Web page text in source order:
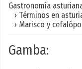
Gastronomía
› Términos en
› Marisco y
Gamba: